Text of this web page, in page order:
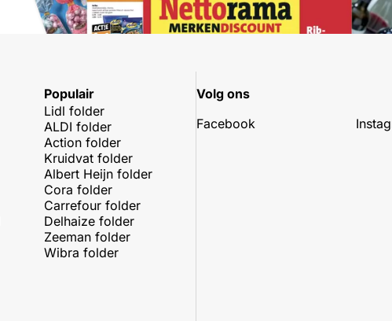
Populair
Lidl folder
ALDI folder
Action folder
Kruidvat folder
Albert Heijn folder
Cora folder
Carrefour folder
Delhaize folder
Zeeman folder
Wibra folder
Volg ons
Facebook